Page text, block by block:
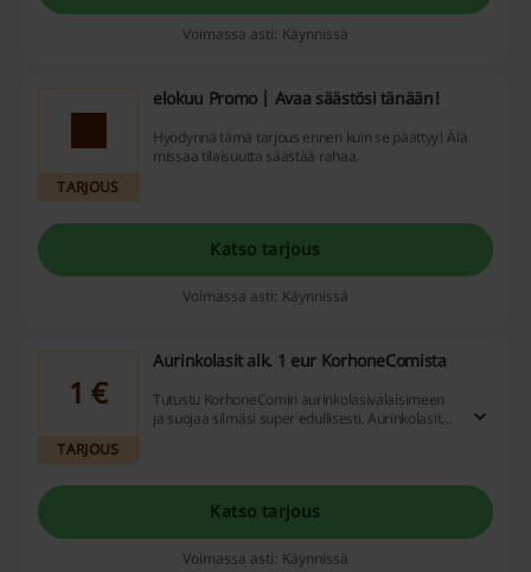
Voimassa asti: Käynnissä
TARJOUS
elokuu Promo | Avaa säästösi tänään!
Hyödynnä tämä tarjous ennen kuin se päättyy! Älä
missaa tilaisuutta säästää rahaa.
Katso tarjous
Voimassa asti: Käynnissä
1 €
TARJOUS
Aurinkolasit alk. 1 eur KorhoneComista
Tutustu KorhoneComin aurinkolasivalaisimeen
ja suojaa silmäsi super edullisesti. Aurinkolasit
Katso tarjous
Voimassa asti: Käynnissä